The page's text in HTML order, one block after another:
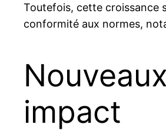
Toutefois, cette croissance
conformité aux normes,
impact